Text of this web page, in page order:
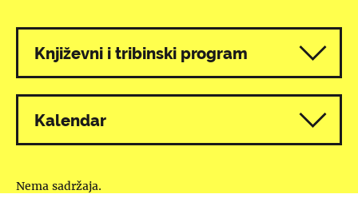
Svi programi
Književni i tribinski program
Kalendar
Nema sadržaja.